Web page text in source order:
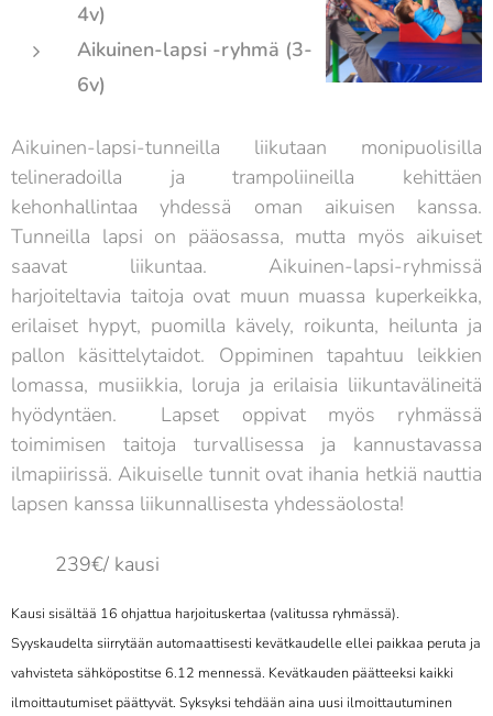
4v)
Aikuinen-lapsi -ryhmä (3-
6v)
Aikuinen-lapsi-tunneilla liikutaan monipuolisilla
telineradoilla ja trampoliineilla kehittäen
kehonhallintaa yhdessä oman aikuisen kanssa.
Tunneilla lapsi on pääosassa, mutta myös aikuiset
saavat liikuntaa. Aikuinen-lapsi-ryhmissä
harjoiteltavia taitoja ovat muun muassa kuperkeikka,
erilaiset hypyt, puomilla kävely, roikunta, heilunta ja
pallon käsittelytaidot. Oppiminen tapahtuu leikkien
lomassa, musiikkia, loruja ja erilaisia liikuntavälineitä
hyödyntäen. Lapset oppivat myös ryhmässä
toimimisen taitoja turvallisessa ja kannustavassa
ilmapiirissä. Aikuiselle tunnit ovat ihania hetkiä nauttia
lapsen kanssa liikunnallisesta yhdessäolosta!
239€/ kausi
Kausi sisältää 16 ohjattua harjoituskertaa (valitussa ryhmässä).
Syyskaudelta siirrytään automaattisesti kevätkaudelle ellei paikkaa peruta ja
vahvisteta sähköpostitse 6.12 mennessä. Kevätkauden päätteeksi kaikki
ilmoittautumiset päättyvät. Syksyksi tehdään aina uusi ilmoittautuminen